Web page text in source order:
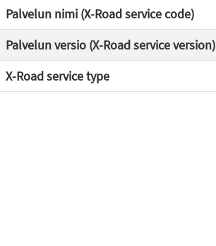
Palvelun nimi (X-Road service code)
Palvelun versio (X-Road service version)
X-Road service type